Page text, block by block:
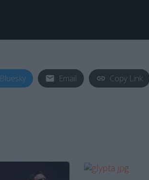
Bluesky Email Copy Link